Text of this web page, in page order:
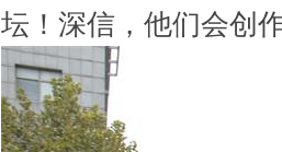
坛！深信，他们会创